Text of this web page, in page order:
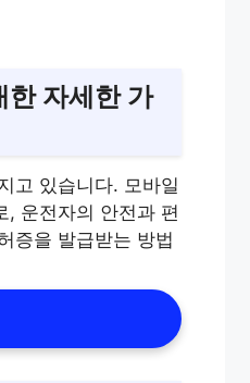
한 자세한 가
고 있습니다. 모바일
, 운전자의 안전과 편
증을 발급받는 방법